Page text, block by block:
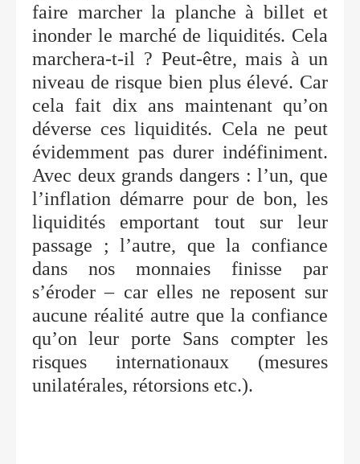
faire marcher la planche à billet et
inonder le marché de liquidités. Cela
marchera-t-il ? Peut-être, mais à un
niveau de risque bien plus élevé. Car
cela fait dix ans maintenant qu’on
déverse ces liquidités. Cela ne peut
évidemment pas durer indéfiniment.
Avec deux grands dangers : l’un, que
l’inflation démarre pour de bon, les
liquidités emportant tout sur leur
passage ; l’autre, que la confiance
dans nos monnaies finisse par
s’éroder – car elles ne reposent sur
aucune réalité autre que la confiance
qu’on leur porte Sans compter les
risques internationaux (mesures
unilatérales, rétorsions etc.).